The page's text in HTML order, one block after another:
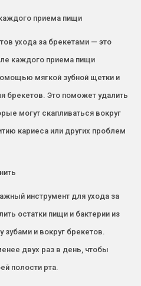
приема пищи
ухода за брекетами — это
каждого приема пищи
мягкой зубной щетки и
брекетов. Это поможет удалить
могут скапливаться вокруг
кариеса или других проблем
инструмент для ухода за
остатки пищи и бактерии из
и вокруг брекетов.
двух раз в день, чтобы
полости рта.